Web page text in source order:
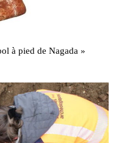
à pied de Nagada »